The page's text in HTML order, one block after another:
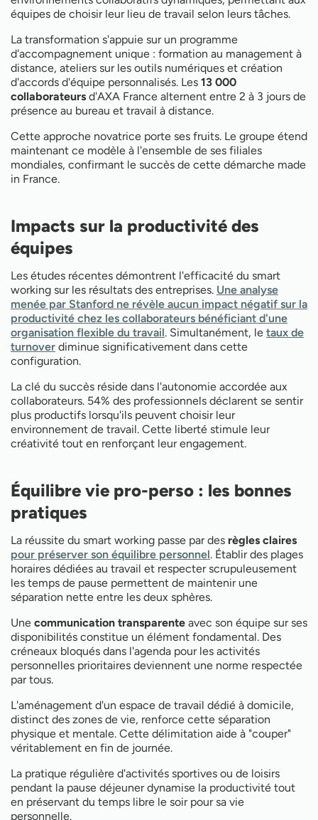
équipes de choisir leur lieu de travail selon leurs tâches.
La transformation s'appuie sur un programme
d'accompagnement unique : formation au management à
distance, ateliers sur les outils numériques et création
d'accords d'équipe personnalisés. Les 13 000
collaborateurs d'AXA France alternent entre 2 à 3 jours de
présence au bureau et travail à distance.
Cette approche novatrice porte ses fruits. Le groupe étend
maintenant ce modèle à l'ensemble de ses filiales
mondiales, confirmant le succès de cette démarche made
in France.
Impacts sur la productivité des
équipes
Les études récentes démontrent l'efficacité du smart
working sur les résultats des entreprises. Une analyse
menée par Stanford ne révèle aucun impact négatif sur la
productivité chez les collaborateurs bénéficiant d'une
organisation flexible du travail. Simultanément, le taux de
turnover diminue significativement dans cette
configuration.
La clé du succès réside dans l'autonomie accordée aux
collaborateurs. 54% des professionnels déclarent se sentir
plus productifs lorsqu'ils peuvent choisir leur
environnement de travail. Cette liberté stimule leur
créativité tout en renforçant leur engagement.
Équilibre vie pro-perso : les bonnes
pratiques
La réussite du smart working passe par des règles claires
pour préserver son équilibre personnel. Établir des plages
horaires dédiées au travail et respecter scrupuleusement
les temps de pause permettent de maintenir une
séparation nette entre les deux sphères.
Une communication transparente avec son équipe sur ses
disponibilités constitue un élément fondamental. Des
créneaux bloqués dans l'agenda pour les activités
personnelles prioritaires deviennent une norme respectée
par tous.
L'aménagement d'un espace de travail dédié à domicile,
distinct des zones de vie, renforce cette séparation
physique et mentale. Cette délimitation aide à "couper"
véritablement en fin de journée.
La pratique régulière d'activités sportives ou de loisirs
pendant la pause déjeuner dynamise la productivité tout
en préservant du temps libre le soir pour sa vie
personnelle.